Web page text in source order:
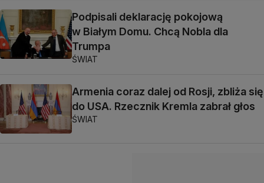
Podpisali deklarację pokojową
w Białym Domu. Chcą Nobla dla
Trumpa
ŚWIAT
Armenia coraz dalej od Rosji, zbliża się
do USA. Rzecznik Kremla zabrał głos
ŚWIAT